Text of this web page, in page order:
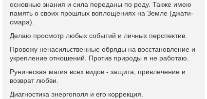
основные знания и сила переданы по роду. Также имею
память о своих прошлых воплощениях на Земле (джати-
смара).
Делаю просмотр любых событий и личных перспектив.
Провожу ненасильственные обряды на восстановление и
укрепление отношений. Против природы я не работаю.
Руническая магия всех видов - защита, привлечение и
возврат любви.
Диагностика энергополя и его коррекция.